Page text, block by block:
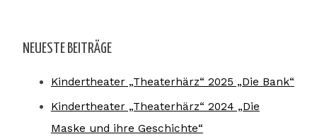
NEUESTE BEITRÄGE
Kindertheater „Theaterhärz“ 2025 „Die Bank“
Kindertheater „Theaterhärz“ 2024 „Die
Maske und ihre Geschichte“